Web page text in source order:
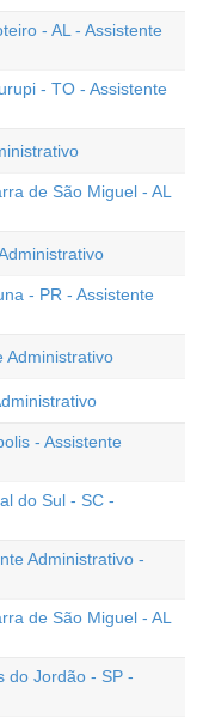
- AL - Assistente
- TO - Assistente
de São Miguel - AL
- PR - Assistente
Administrativo
- Assistente
do Sul - SC -
Administrativo -
de São Miguel - AL
do Jordão - SP -